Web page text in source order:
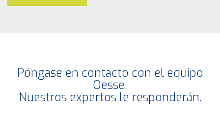
Póngase en contacto con el equipo
Oesse.
Nuestros expertos le responderán.